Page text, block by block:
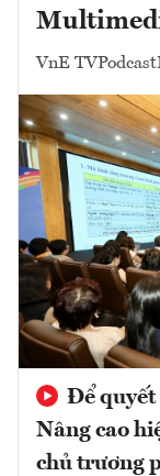
VnE TVPodcast
Để quyết
Nâng cao
chủ trương